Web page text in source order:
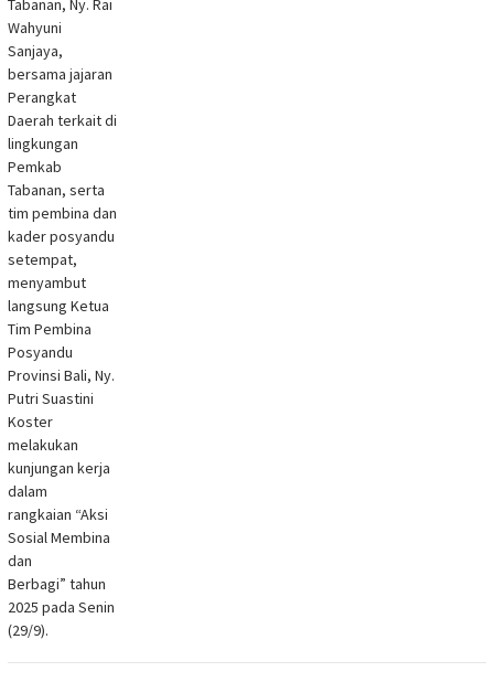
Tabanan, Ny. Rai
Wahyuni
Sanjaya,
bersama jajaran
Perangkat
Daerah terkait di
lingkungan
Pemkab
Tabanan, serta
tim pembina dan
kader posyandu
setempat,
menyambut
langsung Ketua
Tim Pembina
Posyandu
Provinsi Bali, Ny.
Putri Suastini
Koster
melakukan
kunjungan kerja
dalam
rangkaian “Aksi
Sosial Membina
dan
Berbagi” tahun
2025 pada Senin
(29/9).